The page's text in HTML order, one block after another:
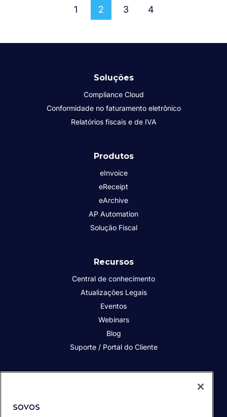
1 2 3 4
Soluções
Compliance Cloud
Conformidade no faturamento eletrônico
Relatórios fiscais e de IVA
Produtos
eInvoice
eReceipt
eArchive
AP Automation
Solução Fiscal
Recursos
Central de conhecimento
Atualizações Legais
Eventos
Webinars
Blog
Suporte / Portal do Cliente